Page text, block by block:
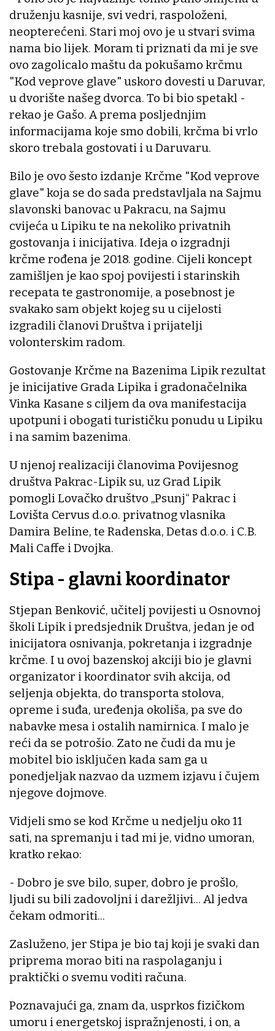
druženju kasnije, svi vedri, raspoloženi,
neopterećeni. Stari moj ovo je u stvari svima
nama bio lijek. Moram ti priznati da mi je sve
ovo zagolicalo maštu da pokušamo krčmu
"Kod veprove glave" uskoro dovesti u Daruvar,
u dvorište našeg dvorca. To bi bio spetakl -
rekao je Gašo. A prema posljednjim
informacijama koje smo dobili, krčma bi vrlo
skoro trebala gostovati i u Daruvaru.
Bilo je ovo šesto izdanje Krčme "Kod veprove
glave" koja se do sada predstavljala na Sajmu
slavonski banovac u Pakracu, na Sajmu
cvijeća u Lipiku te na nekoliko privatnih
gostovanja i inicijativa. Ideja o izgradnji
krčme rođena je 2018. godine. Cijeli koncept
zamišljen je kao spoj povijesti i starinskih
recepata te gastronomije, a posebnost je
svakako sam objekt kojeg su u cijelosti
izgradili članovi Društva i prijatelji
volonterskim radom.
Gostovanje Krčme na Bazenima Lipik rezultat
je inicijative Grada Lipika i gradonačelnika
Vinka Kasane s ciljem da ova manifestacija
upotpuni i obogati turističku ponudu u Lipiku
i na samim bazenima.
U njenoj realizaciji članovima Povijesnog
društva Pakrac-Lipik su, uz Grad Lipik
pomogli Lovačko društvo „Psunj“ Pakrac i
Lovišta Cervus d.o.o. privatnog vlasnika
Damira Beline, te Radenska, Detas d.o.o. i C.B.
Mali Caffe i Dvojka.
Stipa - glavni koordinator
Stjepan Benković, učitelj povijesti u Osnovnoj
školi Lipik i predsjednik Društva, jedan je od
inicijatora osnivanja, pokretanja i izgradnje
krčme. I u ovoj bazenskoj akciji bio je glavni
organizator i koordinator svih akcija, od
seljenja objekta, do transporta stolova,
opreme i suđa, uređenja okoliša, pa sve do
nabavke mesa i ostalih namirnica. I malo je
reći da se potrošio. Zato ne čudi da mu je
mobitel bio isključen kada sam ga u
ponedjeljak nazvao da uzmem izjavu i čujem
njegove dojmove.
Vidjeli smo se kod Krčme u nedjelju oko 11
sati, na spremanju i tad mi je, vidno umoran,
kratko rekao:
- Dobro je sve bilo, super, dobro je prošlo,
ljudi su bili zadovoljni i darežljivi... Al jedva
čekam odmoriti...
Zasluženo, jer Stipa je bio taj koji je svaki dan
priprema morao biti na raspolaganju i
praktički o svemu voditi računa.
Poznavajući ga, znam da, usprkos fizičkom
umoru i energetskoj ispražnjenosti, i on, a